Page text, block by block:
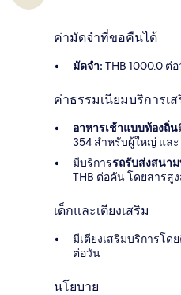
ค่ามัดจำที่ขอคืนได้
มัดจำ: THB 1000.0 ต่
ค่าธรรมเนียมบริการเส
อาหารเช้าแบบท้องถิ่น
354 สำหรับผู้ใหญ่ และ
มีบริการรถรับส่งสนา
THB ต่อคัน โดยสารสู
เด็กและเตียงเสริม
มีเตียงเสริมบริการโด
ต่อวัน
นโยบาย